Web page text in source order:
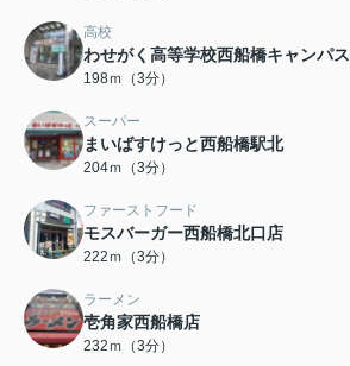
高校
わせがく高等学校西船橋キャンパス
198ｍ（3分）
スーパー
まいばすけっと西船橋駅北
204ｍ（3分）
ファーストフード
モスバーガー西船橋北口店
222ｍ（3分）
ラーメン
壱角家西船橋店
232ｍ（3分）